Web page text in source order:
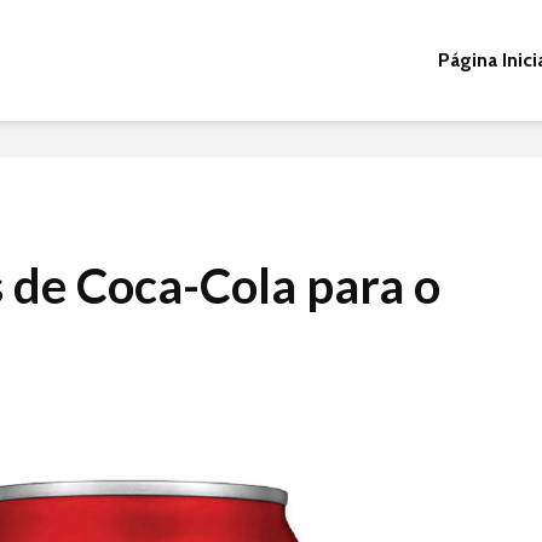
Página
Coca-Cola para o